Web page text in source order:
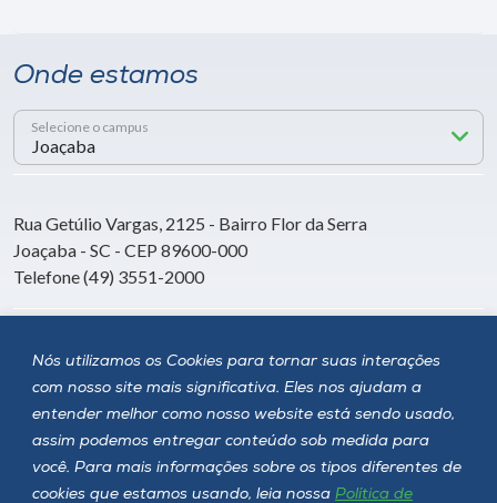
Nós utilizamos os Cookies para tornar suas interações
com nosso site mais significativa. Eles nos ajudam a
entender melhor como nosso website está sendo usado,
assim podemos entregar conteúdo sob medida para
você. Para mais informações sobre os tipos diferentes de
cookies que estamos usando, leia nossa Política de
Onde estamos
Selecione o campus
Rua Getúlio Vargas, 2125 - Bairro Flor da Serra
Joaçaba - SC - CEP 89600-000
Telefone (49) 3551-2000
Siga a Unoesc